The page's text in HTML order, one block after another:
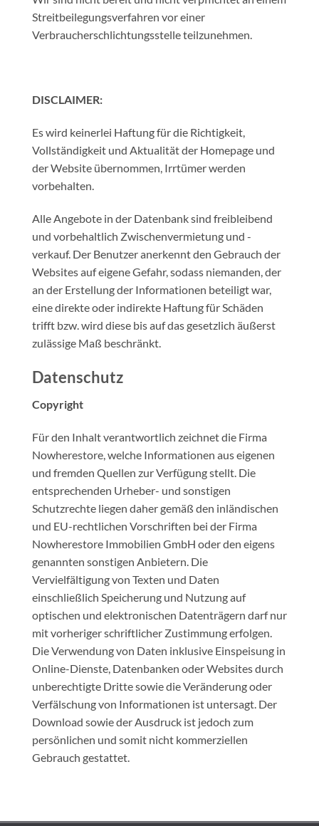
Streitbeilegungsverfahren vor einer
Verbraucherschlichtungsstelle teilzunehmen.
DISCLAIMER:
Es wird keinerlei Haftung für die Richtigkeit,
Vollständigkeit und Aktualität der Homepage und
der Website übernommen, Irrtümer werden
vorbehalten.
Alle Angebote in der Datenbank sind freibleibend
und vorbehaltlich Zwischenvermietung und -
verkauf. Der Benutzer anerkennt den Gebrauch der
Websites auf eigene Gefahr, sodass niemanden, der
an der Erstellung der Informationen beteiligt war,
eine direkte oder indirekte Haftung für Schäden
trifft bzw. wird diese bis auf das gesetzlich äußerst
zulässige Maß beschränkt.
Datenschutz
Copyright
Für den Inhalt verantwortlich zeichnet die Firma
Nowherestore, welche Informationen aus eigenen
und fremden Quellen zur Verfügung stellt. Die
entsprechenden Urheber- und sonstigen
Schutzrechte liegen daher gemäß den inländischen
und EU-rechtlichen Vorschriften bei der Firma
Nowherestore Immobilien GmbH oder den eigens
genannten sonstigen Anbietern. Die
Vervielfältigung von Texten und Daten
einschließlich Speicherung und Nutzung auf
optischen und elektronischen Datenträgern darf nur
mit vorheriger schriftlicher Zustimmung erfolgen.
Die Verwendung von Daten inklusive Einspeisung in
Online-Dienste, Datenbanken oder Websites durch
unberechtigte Dritte sowie die Veränderung oder
Verfälschung von Informationen ist untersagt. Der
Download sowie der Ausdruck ist jedoch zum
persönlichen und somit nicht kommerziellen
Gebrauch gestattet.